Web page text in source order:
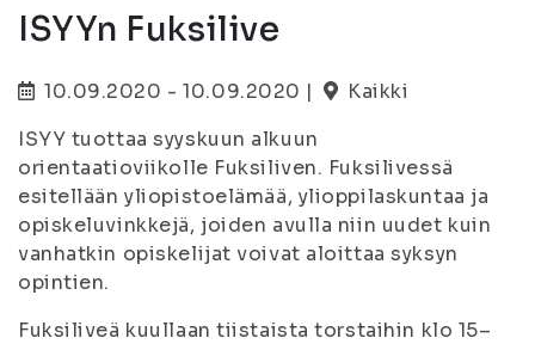
ISYYn Fuksilive
10.09.2020 - 10.09.2020 |
Kaikki
ISYY tuottaa syyskuun alkuun
orientaatioviikolle Fuksiliven. Fuksilivessä
esitellään yliopistoelämää, ylioppilaskuntaa ja
opiskeluvinkkejä, joiden avulla niin uudet kuin
vanhatkin opiskelijat voivat aloittaa syksyn
opintien.
Fuksiliveä kuullaan tiistaista torstaihin klo 15–